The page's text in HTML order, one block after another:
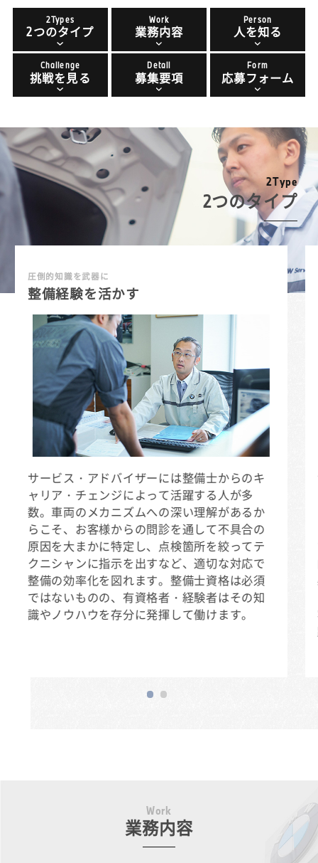
2Types
2つのタイプ
Work
業務内容
Person
人を知る
Challenge
挑戦を見る
Detail
募集要項
Form
応募フォーム
2Type
2つのタイプ
圧倒的知識を武器に
整備経験を活かす
サービス・アドバイザーには整備士からのキ
ャリア・チェンジによって活躍する人が多
数。車両のメカニズムへの深い理解があるか
らこそ、お客様からの問診を通して不具合の
原因を大まかに特定し、点検箇所を絞ってテ
クニシャンに指示を出すなど、適切な対応で
整備の効率化を図れます。整備士資格は必須
ではないものの、有資格者・経験者はその知
識やノウハウを存分に発揮して働けます。
Work
業務内容